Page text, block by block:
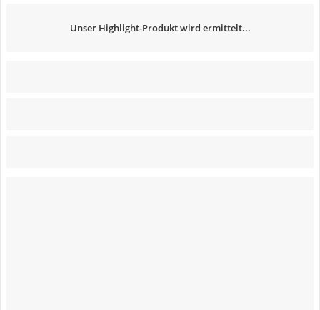
Unser Highlight-Produkt wird ermittelt...